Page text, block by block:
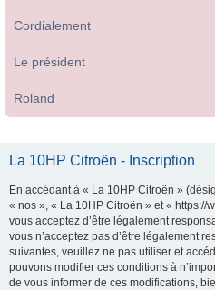
Cordialement
Le président
Roland
La 10HP Citroën - Inscription
En accédant à « La 10HP Citroën »
« nos », « La 10HP Citroën » et « https://
vous acceptez d’être légalement
vous n’acceptez pas d’être légalement
suivantes, veuillez ne pas utiliser et
pouvons modifier ces conditions à
de vous informer de ces modifications,